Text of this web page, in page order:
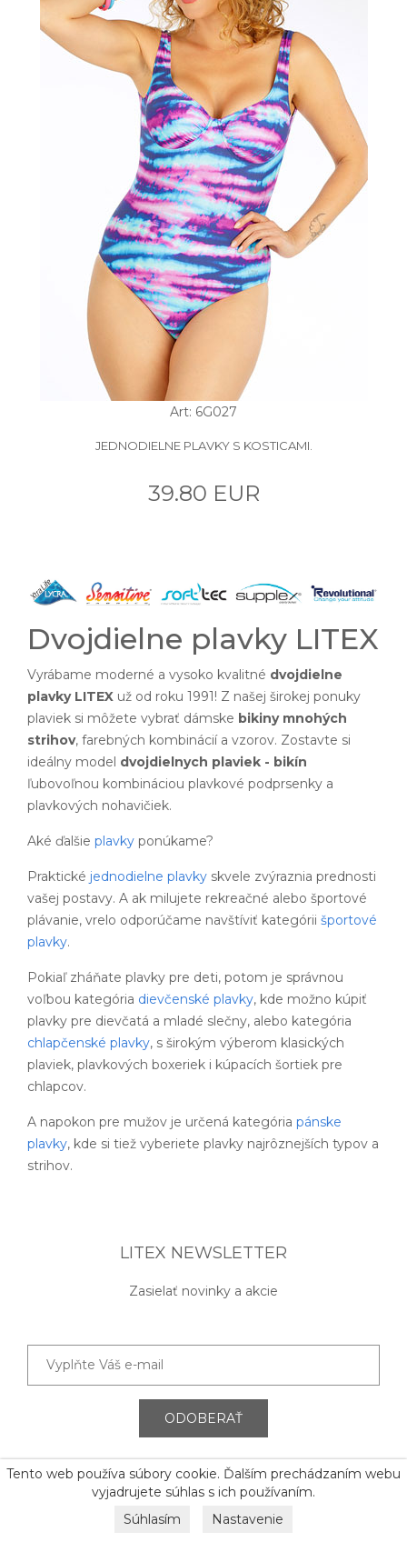
Art: 6G027
JEDNODIELNE PLAVKY S KOSTICAMI.
39.80 EUR
Dvojdielne plavky LITEX
Vyrábame moderné a vysoko kvalitné dvojdielne
plavky LITEX už od roku 1991! Z našej širokej ponuky
plaviek si môžete vybrať dámske bikiny mnohých
strihov, farebných kombinácií a vzorov. Zostavte si
ideálny model dvojdielnych plaviek - bikín
ľubovoľnou kombináciou plavkové podprsenky a
plavkových nohavičiek.
Aké ďalšie plavky ponúkame?
Praktické jednodielne plavky skvele zvýraznia prednosti
vašej postavy. A ak milujete rekreačné alebo športové
plávanie, vrelo odporúčame navštíviť kategórii športové
plavky.
Pokiaľ zháňate plavky pre deti, potom je správnou
voľbou kategória dievčenské plavky, kde možno kúpiť
plavky pre dievčatá a mladé slečny, alebo kategória
chlapčenské plavky, s širokým výberom klasických
plaviek, plavkových boxeriek i kúpacích šortiek pre
chlapcov.
A napokon pre mužov je určená kategória pánske
plavky, kde si tiež vyberiete plavky najrôznejších typov a
strihov.
LITEX NEWSLETTER
Zasielať novinky a akcie
ODOBERAŤ
Tento web používa súbory cookie. Ďalším prechádzaním webu
vyjadrujete súhlas s ich používaním.
Súhlasím
Nastavenie